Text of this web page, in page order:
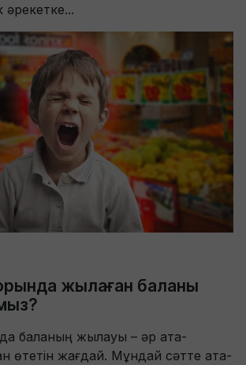
әрекетке...
жылаған баланы
баланың жылауы – әр ата-
өтетін жағдай. Мұндай сәтте ата-